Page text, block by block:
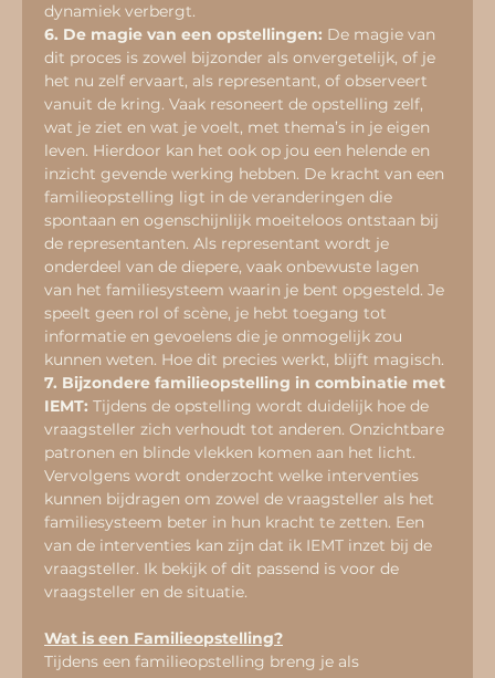
dynamiek verbergt.
6. De magie van een opstellingen: De magie van
dit proces is zowel bijzonder als onvergetelijk, of je
het nu zelf ervaart, als representant, of observeert
vanuit de kring. Vaak resoneert de opstelling zelf,
wat je ziet en wat je voelt, met thema’s in je eigen
leven. Hierdoor kan het ook op jou een helende en
inzicht gevende werking hebben. De kracht van een
familieopstelling ligt in de veranderingen die
spontaan en ogenschijnlijk moeiteloos ontstaan bij
de representanten. Als representant wordt je
onderdeel van de diepere, vaak onbewuste lagen
van het familiesysteem waarin je bent opgesteld. Je
speelt geen rol of scène, je hebt toegang tot
informatie en gevoelens die je onmogelijk zou
kunnen weten. Hoe dit precies werkt, blijft magisch.
7. Bijzondere familieopstelling in combinatie met
IEMT: Tijdens de opstelling wordt duidelijk hoe de
vraagsteller zich verhoudt tot anderen. Onzichtbare
patronen en blinde vlekken komen aan het licht.
Vervolgens wordt onderzocht welke interventies
kunnen bijdragen om zowel de vraagsteller als het
familiesysteem beter in hun kracht te zetten. Een
van de interventies kan zijn dat ik IEMT inzet bij de
vraagsteller. Ik bekijk of dit passend is voor de
vraagsteller en de situatie.
Wat is een Familieopstelling?
Tijdens een familieopstelling breng je als